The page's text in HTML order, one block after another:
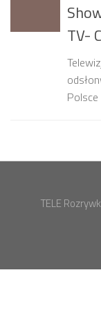
TV-
Polsce
TELE